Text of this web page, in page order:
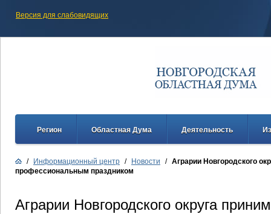
Версия для слабовидящих
Регион Областная Дума Деятельность
/ Информационный центр / Новости / Аграрии Новгородского
профессиональным праздником
Аграрии Новгородского округа